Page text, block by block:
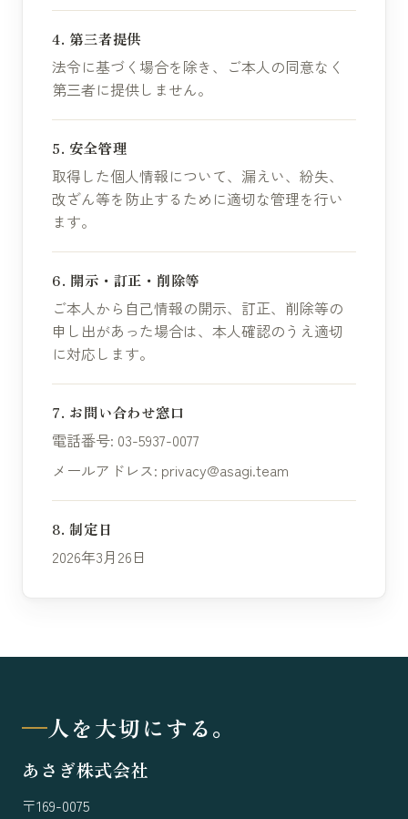
4. 第三者提供
法令に基づく場合を除き、ご本人の同意なく
第三者に提供しません。
5. 安全管理
取得した個人情報について、漏えい、紛失、
改ざん等を防止するために適切な管理を行い
ます。
6. 開示・訂正・削除等
ご本人から自己情報の開示、訂正、削除等の
申し出があった場合は、本人確認のうえ適切
に対応します。
7. お問い合わせ窓口
電話番号: 03-5937-0077
メールアドレス: privacy@asagi.team
8. 制定日
2026年3月26日
人を大切にする。
あさぎ株式会社
〒169-0075